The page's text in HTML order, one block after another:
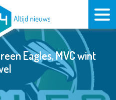
Eagles, MVC wint